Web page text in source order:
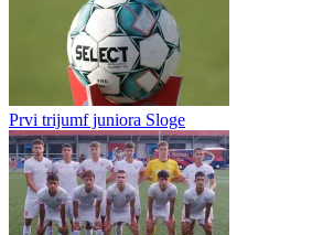
Juniori Slavije i Zvijezde 09 podijelili po bod